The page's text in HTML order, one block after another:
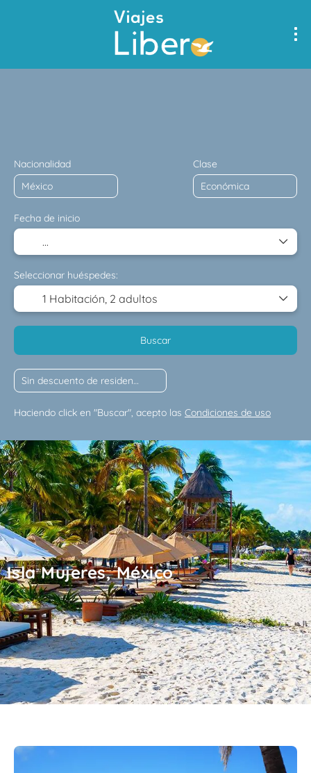
Isla Mujeres, México
Nacionalidad Clase
Fecha de inicio
Seleccionar huéspedes:
1 Habitación, 2 adultos
Buscar
Haciendo click en "Buscar", acepto las Condiciones de uso